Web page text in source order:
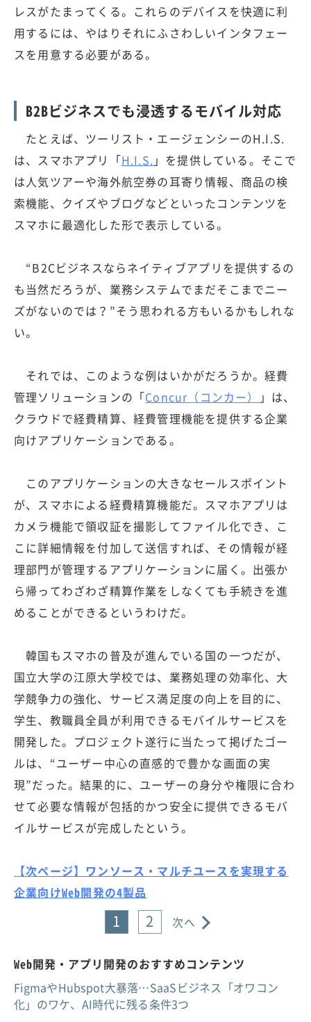
レスがたまってくる。これらのデバイスを快適に利
用するには、やはりそれにふさわしいインタフェー
スを用意する必要がある。
B2Bビジネスでも浸透するモバイル対応
たとえば、ツーリスト・エージェンシーのH.I.S.
は、スマホアプリ「H.I.S. 」を提供している。そこで
は人気ツアーや海外航空券の耳寄り情報、商品の検
索機能、クイズやブログなどといったコンテンツを
スマホに最適化した形で表示している。
“B2Cビジネスならネイティブアプリを提供するの
も当然だろうが、業務システムでまだそこまでニー
ズがないのでは？”そう思われる方もいるかもしれな
い。
それでは、このような例はいかがだろうか。経費
管理ソリューションの「Concur（コンカー）
」は、
クラウドで経費精算、経費管理機能を提供する企業
向けアプリケーションである。
このアプリケーションの大きなセールスポイント
が、スマホによる経費精算機能だ。スマホアプリは
カメラ機能で領収証を撮影してファイル化でき、こ
こに詳細情報を付加して送信すれば、その情報が経
理部門が管理するアプリケーションに届く。出張か
ら帰ってわざわざ精算作業をしなくても手続きを進
めることができるというわけだ。
韓国もスマホの普及が進んでいる国の一つだが、
国立大学の江原大学校では、業務処理の効率化、大
学競争力の強化、サービス満足度の向上を目的に、
学生、教職員全員が利用できるモバイルサービスを
開発した。プロジェクト遂行に当たって掲げたゴー
ルは、“ユーザー中心の直感的で豊かな画面の実
現”だった。結果的に、ユーザーの身分や権限に合わ
せて必要な情報が包括的かつ安全に提供できるモバ
イルサービスが完成したという。
【次ページ】ワンソース・マルチユースを実現する
企業向けWeb開発の4製品
1 2 次へ
Web開発・アプリ開発のおすすめコンテンツ
FigmaやHubspot大暴落…SaaSビジネス「オワコン
化」のワケ、AI時代に残る条件3つ